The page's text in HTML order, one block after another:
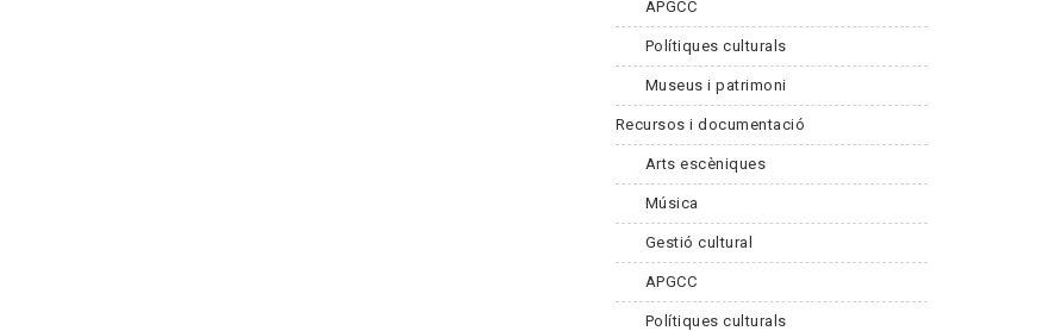
APGCC
Polítiques culturals
Museus i patrimoni
Recursos i documentació
Arts escèniques
Música
Gestió cultural
APGCC
Polítiques culturals